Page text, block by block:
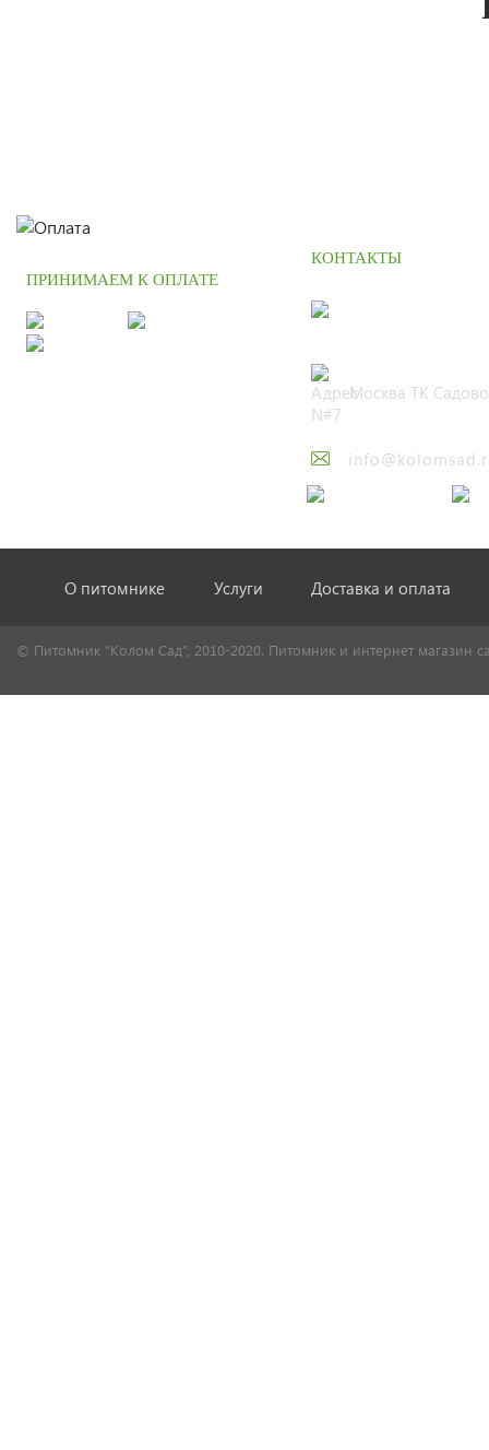
ПРИНИМАЕМ К ОПЛАТЕ
КОНТАКТЫ
Москва ТК
N#7
О питомнике Услуги Доставка и оплата
© Питомник “Колом Сад”, 2010-2020. Питомник и интернет магазин